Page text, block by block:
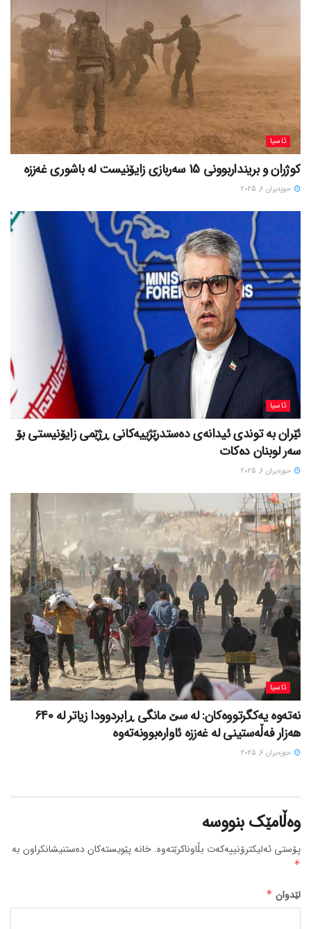
ئاسیا
کوژران و برینداربوونی 15 سەربازی زایۆنیست لە باشوری غەززە
حوزه‌یران 6, 2025
ئاسیا
ئێران بە توندی ئیدانەی دەستدرێژییەکانی ڕژێمی زایۆنیستی بۆ
سەر لوبنان دەکات
حوزه‌یران 6, 2025
ئاسیا
نەتەوە یەکگرتووەکان: لە سێ مانگی ڕابردوودا زیاتر لە 640
هەزار فەڵەستینی لە غەززە ئاوارەبوونەتەوە
حوزه‌یران 6, 2025
وەڵامێک بنووسە
پۆستی ئەلیکترۆنییەکەت بڵاوناکرێتەوە. خانە پێویستەکان دەستنیشانکراون بە
*
لێدوان *